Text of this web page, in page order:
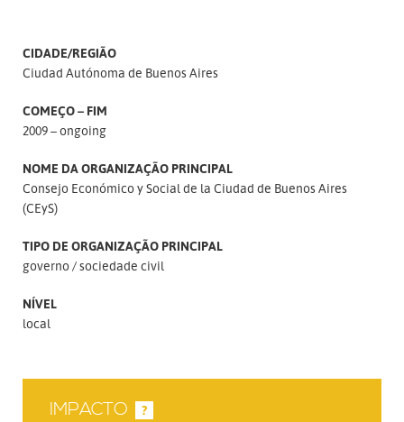
CIDADE/REGIÃO
Ciudad Autónoma de Buenos Aires
COMEÇO – FIM
2009 – ongoing
NOME DA ORGANIZAÇÃO PRINCIPAL
Consejo Económico y Social de la Ciudad de Buenos Aires
(CEyS)
TIPO DE ORGANIZAÇÃO PRINCIPAL
governo
sociedade civil
NÍVEL
local
IMPACTO ?